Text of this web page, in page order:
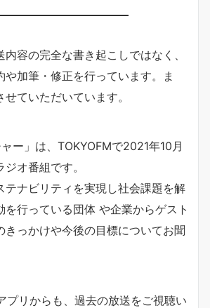
容の完全な書き起こしではなく、
や加筆・修正を行っています。ま
ていただいています。
ャー」は、TOKYOFMで2021年10月
オ番組です。
テナビリティを実現し社会課題を解
を行っている団体 や企業からゲスト
きっかけや今後の目標についてお聞
プリからも、過去の放送をご視聴い